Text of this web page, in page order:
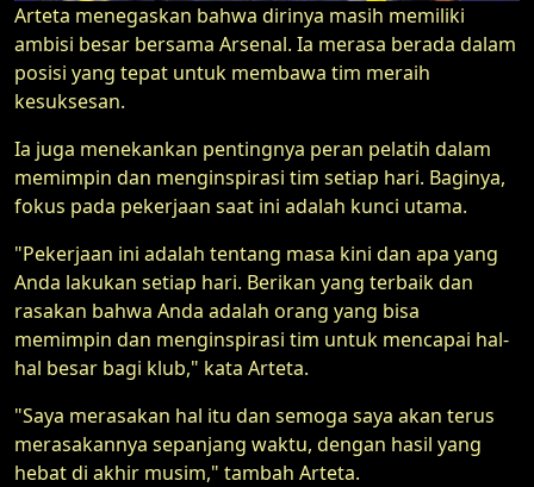
Arteta menegaskan bahwa dirinya masih memiliki
ambisi besar bersama Arsenal. Ia merasa berada dalam
posisi yang tepat untuk membawa tim meraih
kesuksesan.
Ia juga menekankan pentingnya peran pelatih dalam
memimpin dan menginspirasi tim setiap hari. Baginya,
fokus pada pekerjaan saat ini adalah kunci utama.
"Pekerjaan ini adalah tentang masa kini dan apa yang
Anda lakukan setiap hari. Berikan yang terbaik dan
rasakan bahwa Anda adalah orang yang bisa
memimpin dan menginspirasi tim untuk mencapai hal-
hal besar bagi klub," kata Arteta.
"Saya merasakan hal itu dan semoga saya akan terus
merasakannya sepanjang waktu, dengan hasil yang
hebat di akhir musim," tambah Arteta.